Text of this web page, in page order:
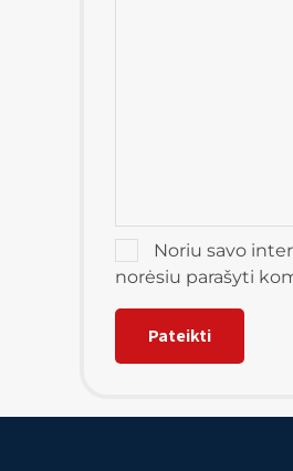
Noriu savo
norėsiu parašyti